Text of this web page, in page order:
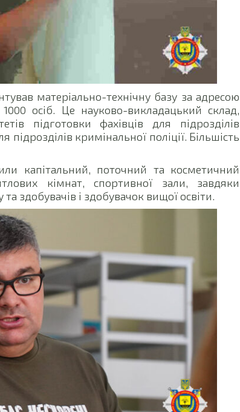
матеріально-технічну базу за адресою
осіб. Це науково-викладацький склад,
підготовки фахівців для підрозділів
підрозділів кримінальної поліції. Більшість
капітальний, поточний та косметичний
кімнат, спортивної зали, завдяки
здобувачів і здобувачок вищої освіти.